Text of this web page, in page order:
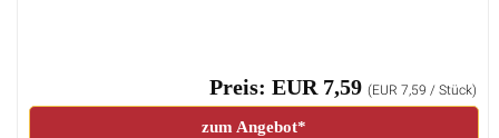
Preis: EUR 7,59(EUR 7,59 / Stück)
zum Angebot*